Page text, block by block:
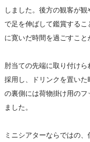
しました。後方の観客が
で足を伸ばして鑑賞する
に寛いだ時間を過ごすこと
肘当ての先端に取り付け
採用し、ドリンクを置い
の裏側には荷物掛け用の
ました。
ミニシアターならではの